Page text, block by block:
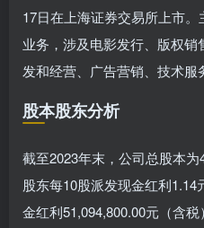
17日在上海证券交易所上市
业务，涉及电影发行、版权
发和经营、广告营销、技术服
股本股东分析
截至2023年末，公司总股本
股东每10股派发现金红利
金红利51,094,800.00元（含